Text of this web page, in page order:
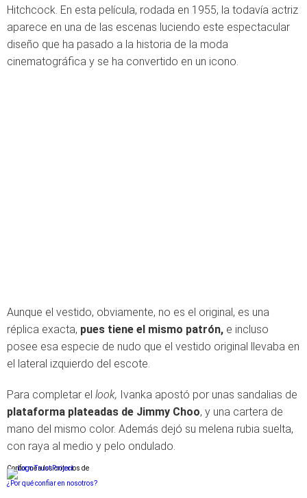
Hitchcock. En esta película, rodada en 1955, la todavía actriz
aparece en una de las escenas luciendo este espectacular
diseño que ha pasado a la historia de la moda
cinematográfica y se ha convertido en un icono.
Aunque el vestido, obviamente, no es el original, es una
réplica exacta, pues tiene el mismo patrón, e incluso
posee esa especie de nudo que el vestido original llevaba en
el lateral izquierdo del escote.
Para completar el look, Ivanka apostó por unas sandalias de
plataforma plateadas de Jimmy Choo, y una cartera de
mano del mismo color. Además dejó su melena rubia suelta,
con raya al medio y pelo ondulado.
Conforme a los criterios de
¿Por qué confiar en nosotros?